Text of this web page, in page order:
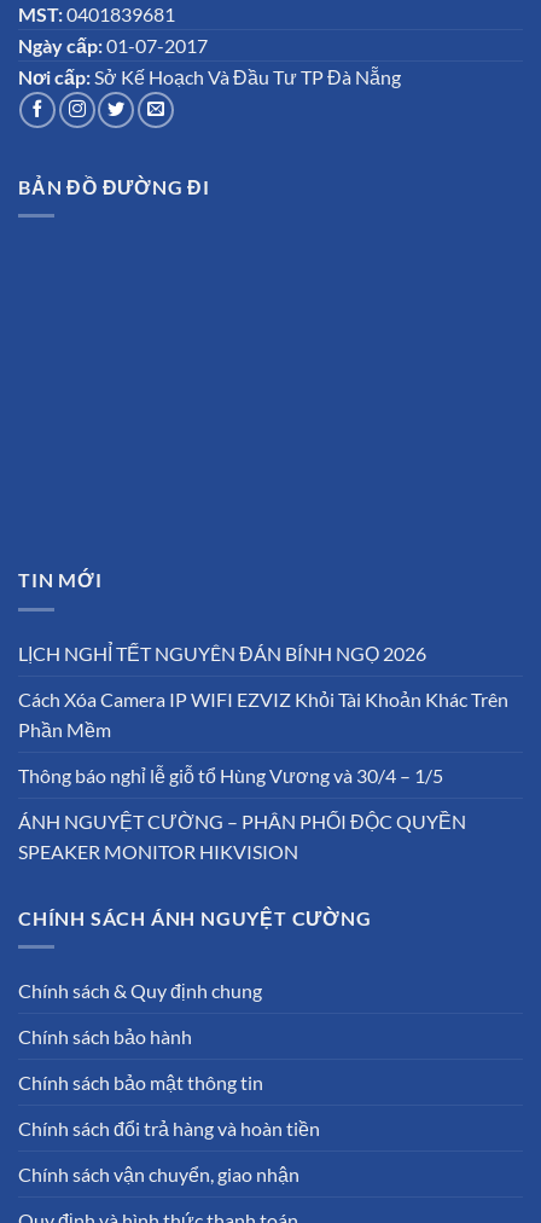
MST:0401839681
Ngày cấp:01-07-2017
Nơi cấp:Sở Kế Hoạch Và Đầu Tư TP Đà Nẵng
BẢN ĐỒ ĐƯỜNG ĐI
TIN MỚI
LỊCH NGHỈ TẾT NGUYÊN ĐÁN BÍNH NGỌ 2026
Cách Xóa Camera IP WIFI EZVIZ Khỏi Tài Khoản Khác Trên
Phần Mềm
Thông báo nghỉ lễ giỗ tổ Hùng Vương và 30/4 – 1/5
ÁNH NGUYỆT CƯỜNG – PHÂN PHỐI ĐỘC QUYỀN
SPEAKER MONITOR HIKVISION
CHÍNH SÁCH ÁNH NGUYỆT CƯỜNG
Chính sách & Quy định chung
Chính sách bảo hành
Chính sách bảo mật thông tin
Chính sách đổi trả hàng và hoàn tiền
Chính sách vận chuyển, giao nhận